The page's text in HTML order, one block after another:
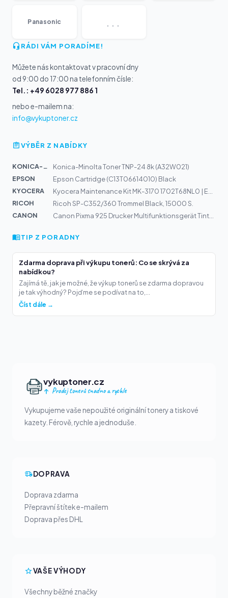
Panasonic
RÁDI VÁM PORADÍME!
Můžete nás kontaktovat v pracovní dny
od 9:00 do 17:00 na telefonním čísle:
Tel.: +49 6028 977 886 1
nebo e-mailem na:
info@vykuptoner.cz
VÝBĚR Z NABÍDKY
KONICA-MIN...
Konica-Minolta Toner TNP-24 8k (A32W021)
EPSON
Epson Cartridge (C13T06614010) Black
KYOCERA
RICOH
Ricoh SP-C352/360 Trommel Black, 15000 S.
CANON
TIP Z PORADNY
Zdarma doprava při výkupu tonerů: Co se skrývá za
nabídkou?
Zajímá tě, jak je možné, že výkup tonerů se zdarma dopravou
je tak výhodný? Pojďme se podívat na to,...
Číst dále →
vykuptoner.cz
Prodej tonerů snadno a rychle
Vykupujeme vaše nepoužité originální tonery a tiskové
kazety. Férově, rychle a jednoduše.
DOPRAVA
Doprava zdarma
Přepravní štítek e-mailem
Doprava přes DHL
VAŠE VÝHODY
Všechny běžné značky